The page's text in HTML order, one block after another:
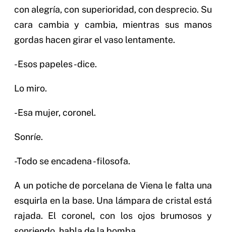
con alegría, con superioridad, con desprecio. Su
cara cambia y cambia, mientras sus manos
gordas hacen girar el vaso lentamente.
-Esos papeles -dice.
Lo miro.
-Esa mujer, coronel.
Sonríe.
-Todo se encadena -filosofa.
A un potiche de porcelana de Viena le falta una
esquirla en la base. Una lámpara de cristal está
rajada. El coronel, con los ojos brumosos y